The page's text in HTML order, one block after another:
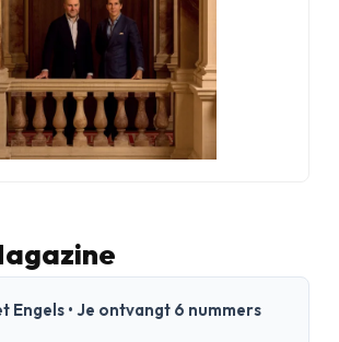
Engels • Je ontvangt 6 nummers